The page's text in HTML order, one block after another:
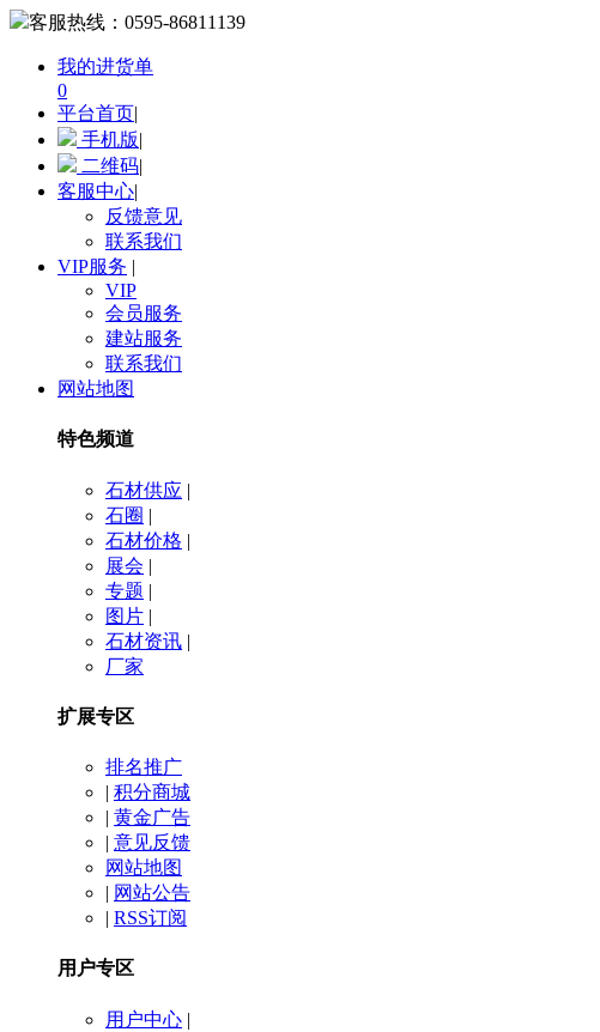
客服热线： 0595-86811139
我的进货单
0
平台首页|
手机版|
二维码|
客服中心|
反馈意见
联系我们
VIP服务 |
VIP
会员服务
建站服务
联系我们
网站地图
特色频道
石材供应 |
石圈 |
石材价格 |
展会 |
专题 |
图片 |
石材资讯 |
厂家
扩展专区
排名推广
| 积分商城
| 黄金广告
| 意见反馈
网站地图
| 网站公告
| RSS订阅
用户专区
用户中心 |